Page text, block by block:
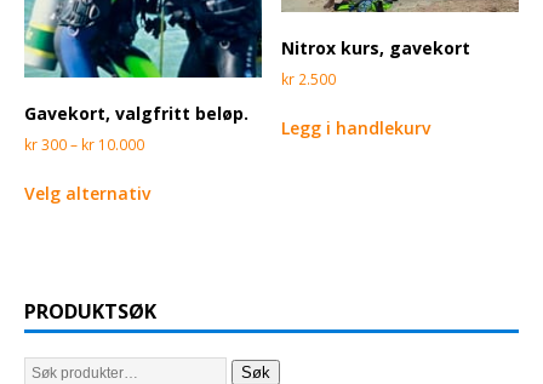
Gavekort, valgfritt beløp.
kr300– kr 10.000
Velg alternativ
Nitrox kurs, gavekort
kr 2.500
Legg i handlekurv
PRODUKTSØK
Søk